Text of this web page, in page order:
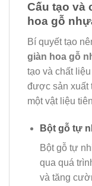
Cấu tạo và
hoa gỗ
Bí quyết tạo
giàn hoa gỗ
tạo và chất
được sản xuất
một vật liệu
Bột gỗ tự
Bột gỗ tự
qua quá
và tăng